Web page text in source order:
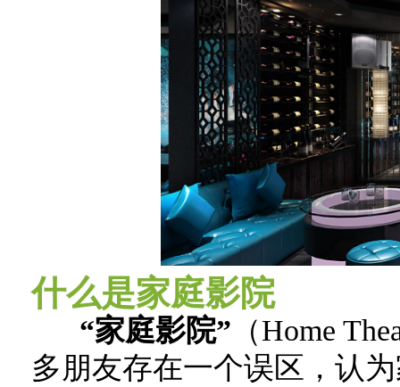
什么是家庭影院
“家庭影院” （Home
多朋友存在一个误区，认